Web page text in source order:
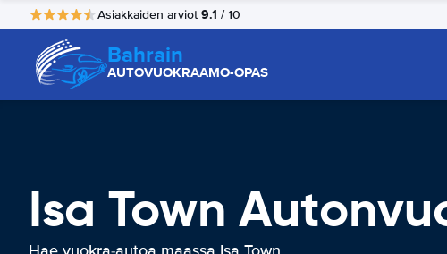
Asiakkaiden arviot 9.1 / 10
Bahrain
AUTOVUOKRAAMO-OPAS
Isa Town